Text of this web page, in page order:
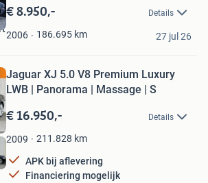
€ 8.950,- Details
2006 186.695 km 27 jul 26
Jaguar XJ 5.0 V8 Premium Luxury
LWB | Panorama | Massage | S
€ 16.950,- Details
2009 211.828 km
APK bij aflevering
Financiering mogelijk